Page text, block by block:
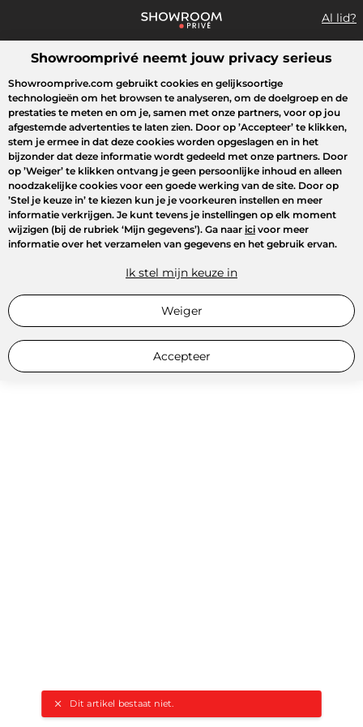
Al lid?
Wat zoek je?
Dit artikel bestaat niet.
Overzicht sales Sport Fashion Kids Beauty
Showroomprivé neemt jouw privacy serieus
Showroomprive.com gebruikt cookies en gelijksoortige
technologieën om het browsen te analyseren, om de doelgroep en de
prestaties te meten en om je, samen met onze partners, voor op jou
afgestemde advertenties te laten zien. Door op ’Accepteer’ te klikken,
stem je ermee in dat deze cookies worden opgeslagen en in het
bijzonder dat deze informatie wordt gedeeld met onze partners. Door
op ’Weiger’ te klikken ontvang je geen persoonlijke inhoud en alleen
noodzakelijke cookies voor een goede werking van de site. Door op
’Stel je keuze in’ te kiezen kun je je voorkeuren instellen en meer
informatie verkrijgen. Je kunt tevens je instellingen op elk moment
wijzigen (bij de rubriek ‘Mijn gegevens’). Ga naar ici voor meer
informatie over het verzamelen van gegevens en het gebruik ervan.
Ik stel mijn keuze in
Weiger
Accepteer